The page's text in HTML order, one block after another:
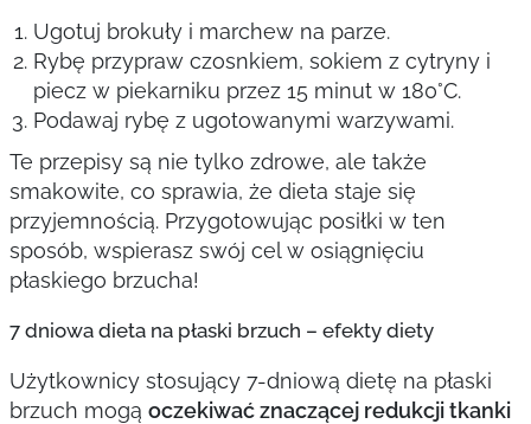
Ugotuj brokuły i marchew na parze.
Rybę przypraw czosnkiem, sokiem z cytryny i
piecz w piekarniku przez 15 minut w 180°C.
Podawaj rybę z ugotowanymi warzywami.
Te przepisy są nie tylko zdrowe, ale także
smakowite, co sprawia, że dieta staje się
przyjemnością. Przygotowując posiłki w ten
sposób, wspierasz swój cel w osiągnięciu
płaskiego brzucha!
7 dniowa dieta na płaski brzuch – efekty diety
Użytkownicy stosujący 7-dniową dietę na płaski
brzuch mogą oczekiwać znaczącej redukcji tkanki